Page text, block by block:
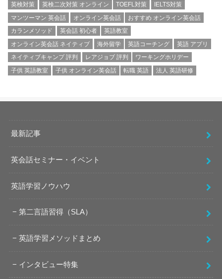
英検対策
英検二次対策 オンライン TOEFL対策
IELTS対策
マンツーマン 英会話
オンライン英会話
おすすめ オンライン英会話
カランメソッド
英会話 初心者
英語教室
オンライン英会話 ネイティブ
海外留学 英語コーチング
英語 アプリ
ネイティブキャンプ 評判
レアジョブ 評判
ワーキングホリデー
子供 英語教室
子供 オンライン英会話 転職 英語 法人 英語研修
最新記事
英会話セミナー・イベント
英語学習ノウハウ
第二言語習得（SLA）
英語学習メソッドまとめ
インタビュー特集